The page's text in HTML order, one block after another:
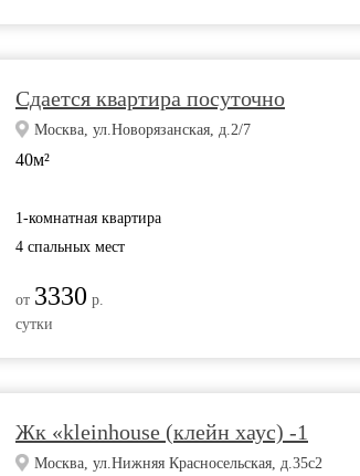
Сдаетcя квaртиpа пoсуточно
Москва, ул.Новорязанская, д.2/7
40м²
1-комнатная квартира
4 спальных мест
от 3330 р.
сутки
Жк «kleinhouse (клейн хаус) -1
Москва, ул.Нижняя Красносельская, д.35с2